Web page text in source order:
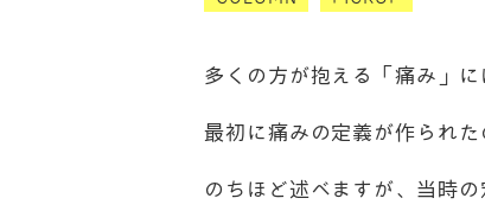
多くの方が抱える「痛み」
最初に痛みの定義が作られ
のちほど述べますが、当時